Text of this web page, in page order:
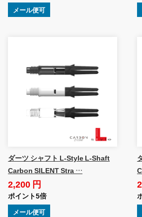
メール便可
ダーツ シャフト L-Style L-Shaft
Carbon SILENT Stra …
2,200 円
ポイント5倍
メール便可